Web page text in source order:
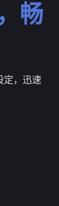
畅
定，迅速